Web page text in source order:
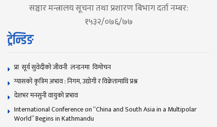
सञ्चार मन्त्रालय सूचना तथा प्रशारण बिभाग दर्ता नम्बर:
१५३२/०७६/७७
ट्रेन्डिङ
प्रा सूर्य सुवेदीको जीवनी लन्डनमा विमोचन
ग्यासको कृत्रिम अभाव : निगम, उद्योगी र विक्रेतामाथि प्रश्न
देशभर मनसुनी वायुको प्रभाव
International Conference on “China and South Asia in a Multipolar
World” Begins in Kathmandu